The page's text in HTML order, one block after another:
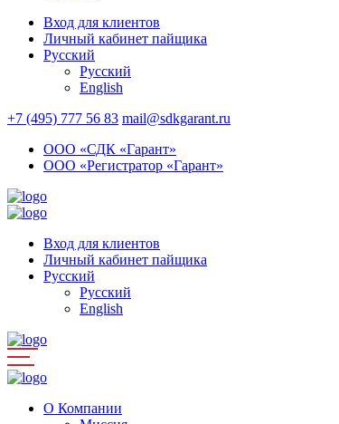
Вход для клиентов
Личный кабинет пайщика
Русский
Русский
English
+7 (495) 777 56 83 mail@sdkgarant.ru
ООО «СДК «Гарант»
ООО «Регистратор «Гарант»
Вход для клиентов
Личный кабинет пайщика
Русский
Русский
English
О Компании